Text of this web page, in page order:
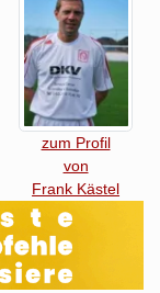
zum Profil
von
Frank Kästel